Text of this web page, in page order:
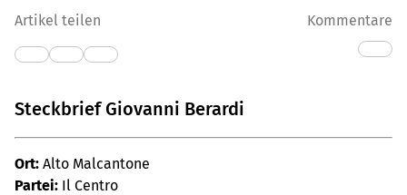
Artikel teilen Kommentare
Steckbrief Giovanni Berardi
Ort: Alto Malcantone
Partei: Il Centro